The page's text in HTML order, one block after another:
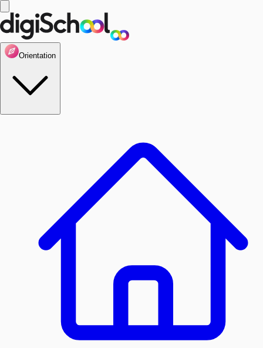
Orientation